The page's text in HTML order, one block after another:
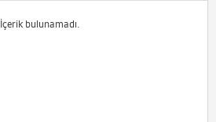
İçerik bulunamadı.